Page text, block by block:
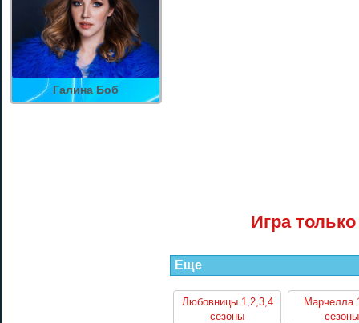
Галина Боб
Игра
Еще
Любовницы 1,2,3,4
сезоны
Марчелла
сезоны